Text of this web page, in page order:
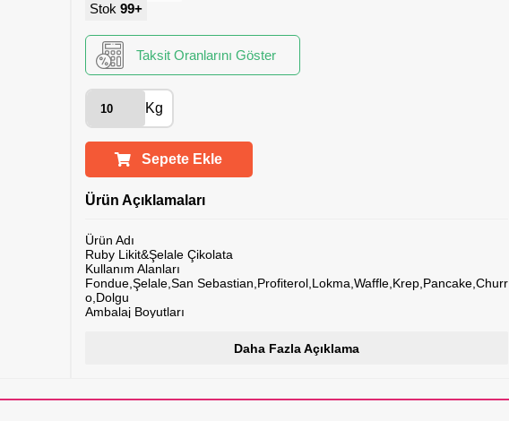
Stok 99+
Taksit Oranlarını Göster
Kg
Sepete Ekle
Ürün Açıklamaları
Ürün Adı
Ruby Likit&Şelale Çikolata
Kullanım Alanları
Fondue,Şelale,San Sebastian,Profiterol,Lokma,Waffle,Krep,Pancake,Churr
o,Dolgu
Ambalaj Boyutları
Lezzet Tanımı
Daha Fazla Açıklama